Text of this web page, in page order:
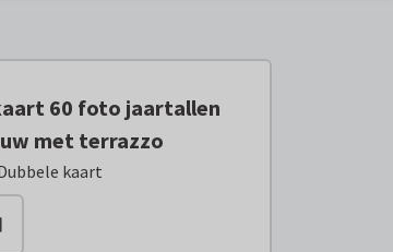
60 foto jaartallen
met terrazzo
kaart